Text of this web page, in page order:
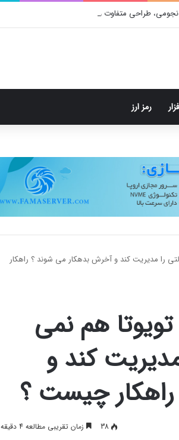
طراحی متفاوت و زمان رونمایی احتمالی
رمز ارز
را مدیریت کند و آخرش بدهکار می شوند ؟ راهکار
هم نمی
مدیریت کند و
چیست ؟
38 زمان تقریبی مطالعه 4 دقیقه